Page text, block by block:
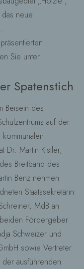
neue
Sie unter
Spatenstich
Beisein des
auf der
Dr. Martin Kistler,
Breitband des
Benz nehmen
Staatssekretärin
MdB an
Fördergeber
Schweizer und
sowie Vertreter
ausführenden